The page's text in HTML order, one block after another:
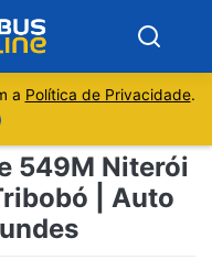
a Política de Privacidade.
549M Niterói
| Auto